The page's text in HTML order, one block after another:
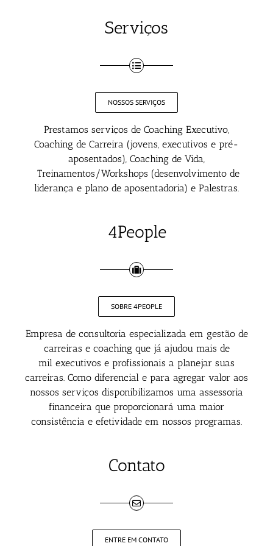
Serviços
NOSSOS SERVIÇOS
Prestamos serviços de Coaching Executivo,
Coaching de Carreira (jovens, executivos e pré-
aposentados), Coaching de Vida,
Treinamentos/Workshops (desenvolvimento de
liderança e plano de aposentadoria) e Palestras.
4People
SOBRE 4PEOPLE
Empresa de consultoria especializada em gestão de
carreiras e coaching que já ajudou mais de
mil executivos e profissionais a planejar suas
carreiras. Como diferencial e para agregar valor aos
nossos serviços disponibilizamos uma assessoria
financeira que proporcionará uma maior
consistência e efetividade em nossos programas.
Contato
ENTRE EM CONTATO